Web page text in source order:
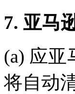
7. 亚马
(a) 应亚
将自动